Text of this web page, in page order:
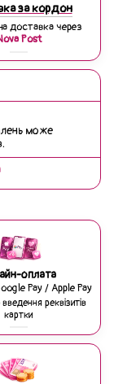
за кордон
доставка через
Post
може
оплата
Pay / Apple Pay
реквізитів
картки